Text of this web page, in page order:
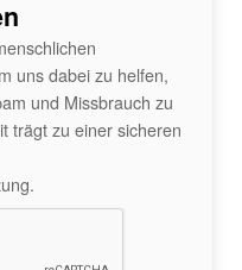
uns dabei zu helfen,
und Missbrauch zu
trägt zu einer sicheren